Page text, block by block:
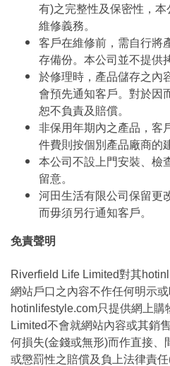
有)之完整性及保密性，
維修義務。
客戶在維修前，需自行將
存備份。本公司並不提供
於修理時，產品儲存之內
會預先通知客戶。對於因
恕不負責及賠償。
非保用年期內之產品，客
件費則按個別產品廠商的
本公司不設上門安裝、檢
留意。
河田生活有限公司保留更
而毋須另行通知客戶。
免責聲明
Riverfield Life Limited對其
網站戶口之內容不作任何明示或
hotinlifestyle.com只提供網上
Limited不會就網站內容或其銷
何損失(金錢或無形)而作直接、
或懲罰性之賠償及負上法律責任